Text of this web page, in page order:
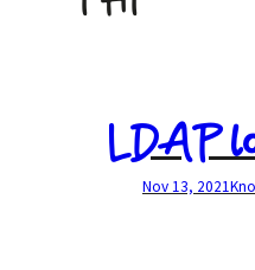
LDAP
Nov 13, 2021